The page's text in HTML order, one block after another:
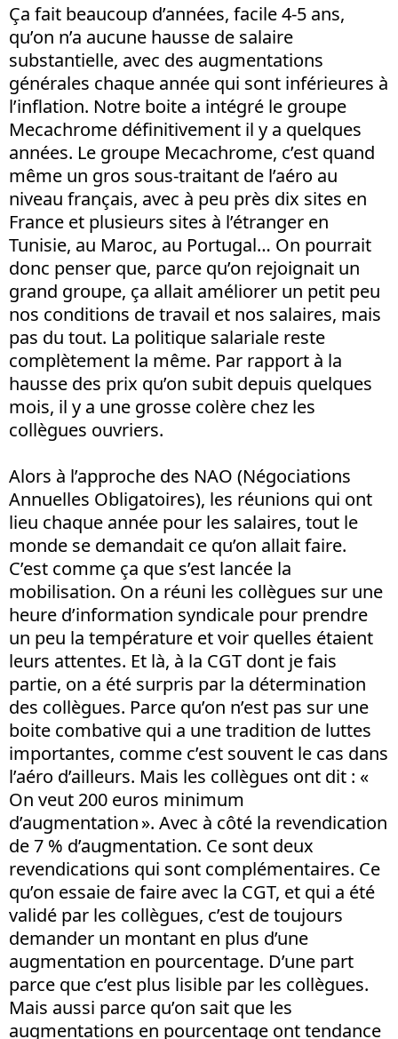
Ça fait beaucoup d’années, facile 4-5 ans,
qu’on n’a aucune hausse de salaire
substantielle, avec des augmentations
générales chaque année qui sont inférieures à
l’inflation. Notre boite a intégré le groupe
Mecachrome définitivement il y a quelques
années. Le groupe Mecachrome, c’est quand
même un gros sous-traitant de l’aéro au
niveau français, avec à peu près dix sites en
France et plusieurs sites à l’étranger en
Tunisie, au Maroc, au Portugal… On pourrait
donc penser que, parce qu’on rejoignait un
grand groupe, ça allait améliorer un petit peu
nos conditions de travail et nos salaires, mais
pas du tout. La politique salariale reste
complètement la même. Par rapport à la
hausse des prix qu’on subit depuis quelques
mois, il y a une grosse colère chez les
collègues ouvriers.
Alors à l’approche des NAO (Négociations
Annuelles Obligatoires), les réunions qui ont
lieu chaque année pour les salaires, tout le
monde se demandait ce qu’on allait faire.
C’est comme ça que s’est lancée la
mobilisation. On a réuni les collègues sur une
heure d’information syndicale pour prendre
un peu la température et voir quelles étaient
leurs attentes. Et là, à la CGT dont je fais
partie, on a été surpris par la détermination
des collègues. Parce qu’on n’est pas sur une
boite combative qui a une tradition de luttes
importantes, comme c’est souvent le cas dans
l’aéro d’ailleurs. Mais les collègues ont dit : «
On veut 200 euros minimum
d’augmentation ». Avec à côté la revendication
de 7 % d’augmentation. Ce sont deux
revendications qui sont complémentaires. Ce
qu’on essaie de faire avec la CGT, et qui a été
validé par les collègues, c’est de toujours
demander un montant en plus d’une
augmentation en pourcentage. D’une part
parce que c’est plus lisible par les collègues.
Mais aussi parce qu’on sait que les
augmentations en pourcentage ont tendance